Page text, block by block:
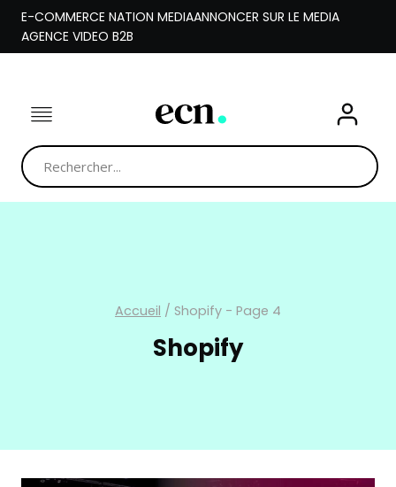
Aller
contenu
E-COMMERCE NATION MEDIAANNONCER SUR LE MEDIA
AGENCE VIDEO B2B
Accueil / Shopify - Page 4
Shopify